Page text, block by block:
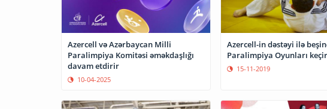
Azercell və Azərbaycan Milli
Paralimpiya Komitəsi əməkdaşlığı
davam etdirir
10-04-2025
Azercell-in dəstəyi ilə
Paralimpiya Oyunları
15-11-2019